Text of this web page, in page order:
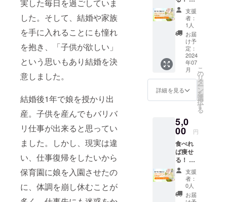
実した毎日を過ごしていま
した。そして、結婚や家族
を手に入れることにも憧れ
を抱き、「子供が欲しい」
という思いもあり結婚を決
意しました。
結婚後1年で娘を授かり出
産。子供を産んでもバリバ
リ仕事が出来ると思ってい
ました。しかし、現実は違
い、仕事復帰をしたいから
保育園に娘を入園させたの
に、体調を崩し休むことが
りする
事が御
座いま
す、ご
注意く
ださ
い。
付でき
ません
のでご
注意下
さい
背骨を
色んな
方向か
ら動か
してし
なやか
な体を
作って
いきま
す。体
の奥を
な特徴
です。
オンラ
インで
行う事
で、イ
ンスト
ラク
ターの
動きは
了後
メール
にてお
知らせ
致しま
す。 終
了後5日
たって
もメー
ルが確
認でき
惑メー
ルフォ
ご確認
くださ
い。 ==
ダイ
エット
カウン
セリン
分でわ
かる新
常識ダ
イエッ
トセミ
ナー
【7月26
（金）
19:00～
20:30】
●参加方
カメラ
ONに
て）
Zoomの
URL
は、終
了後
メール
にてお
知らせ
支援
者：
1人
お届
け予
定：
2024
年07
月
詳細を見る
こ
の
リ
タ
ー
ン
を
選
択
す
る
5,0
00 円
食べれ
ば痩せ
る！ 90
分でわ
かる新
常識ダ
イエッ
支援
者：
0人
お届